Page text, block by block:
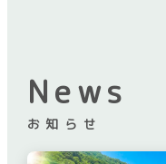
環境方針
News
お知らせ